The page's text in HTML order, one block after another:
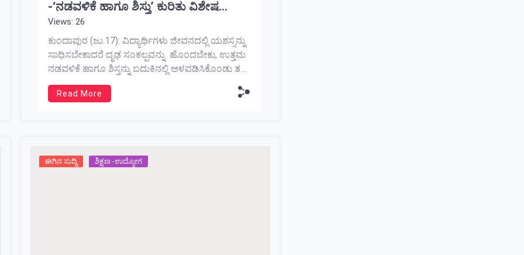
-‘ನಡವಳಿಕೆ ಹಾಗೂ ಶಿಸ್ತು’ ಕುರಿತು ವಿಶೇಷ
ಉಪನ್ಯಾಸ
Views: 26
ಕುಂದಾಪುರ (ಜು.17): ವಿದ್ಯಾರ್ಥಿಗಳು ಜೀವನದಲ್ಲಿ ಯಶಸ್ಸನ್ನು
ಸಾಧಿಸಬೇಕಾದರೆ ದೃಢ ಸಂಕಲ್ಪವನ್ನು ಹೊಂದಬೇಕು, ಉತ್ತಮ
ನಡವಳಿಕೆ ಹಾಗೂ ಶಿಸ್ತನ್ನು ಬದುಕಿನಲ್ಲಿ ಅಳವಡಿಸಿಕೊಂಡು ತಮ್ಮ
ಹೆತ್ತವರಿಗೆ, ಕಲಿತ ಶಿಕ್ಷಣ ಸಂಸ್ಥೆಗೆ ಹಾಗೂ ಸಮಾಜಕ್ಕೆ ಕೀರ್ತಿ
ತರಬೇಕು ಎಂದು ಸಿದ್ದಾಪುರದ ಜ್ಞಾನ ಸರಸ್ವತಿ ಪದವಿ-ಪೂರ್ವ
Read More
ಈಗಿನ ಸುದ್ದಿ ಶಿಕ್ಷಣ -ಉದ್ಯೋಗ